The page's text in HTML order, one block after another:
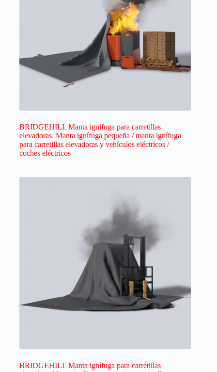
BRIDGEHILL Manta ignífuga para carretillas
elevadoras. Manta ignífuga pequeña / manta ignífuga
para carretillas elevadoras y vehículos eléctricos /
coches eléctricos
BRIDGEHILL Manta ignífuga para carretillas